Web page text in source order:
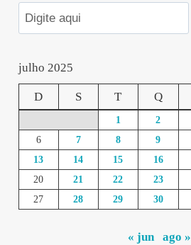
julho 2025
D S T Q
1 2
6
7 8 9
13
14 15 16
20
21 22 23
27
28 29 30
« jun ago »